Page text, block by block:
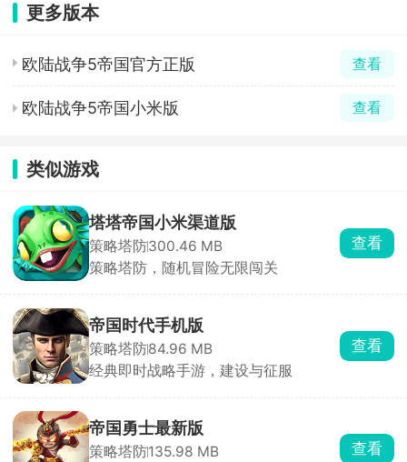
更多版本
欧陆战争5帝国官方正版 查看
欧陆战争5帝国小米版 查看
类似游戏
塔塔帝国小米渠道版
策略塔防300.46 MB
策略塔防，随机冒险无限闯关
查看
帝国时代手机版
策略塔防84.96 MB
经典即时战略手游，建设与征服
查看
帝国勇士最新版
策略塔防135.98 MB
查看